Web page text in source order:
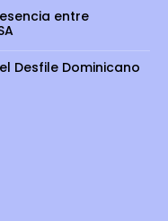
entre
Desfile Dominicano